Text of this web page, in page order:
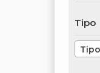
Tipo
Tipo